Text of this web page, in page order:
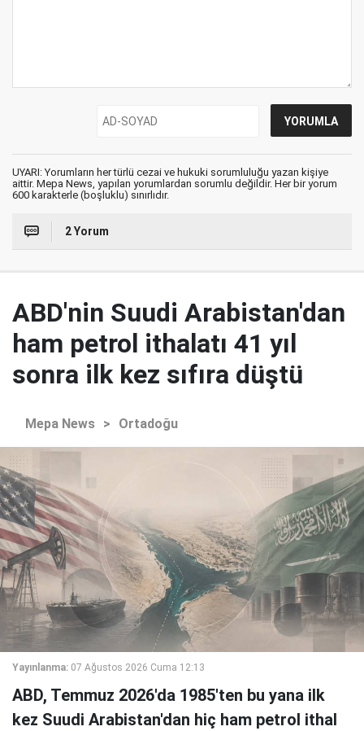
UYARI: Yorumların her türlü cezai ve hukuki sorumluluğu yazan kişiye
aittir. Mepa News, yapılan yorumlardan sorumlu değildir. Her bir yorum
600 karakterle (boşluklu) sınırlıdır.
2 Yorum
ABD'nin Suudi Arabistan'dan
ham petrol ithalatı 41 yıl
sonra ilk kez sıfıra düştü
Mepa News > Ortadoğu
Yayınlanma: 07 Ağustos 2026 Cuma 12:13
ABD, Temmuz 2026'da 1985'ten bu yana ilk
kez Suudi Arabistan'dan hiç ham petrol ithal